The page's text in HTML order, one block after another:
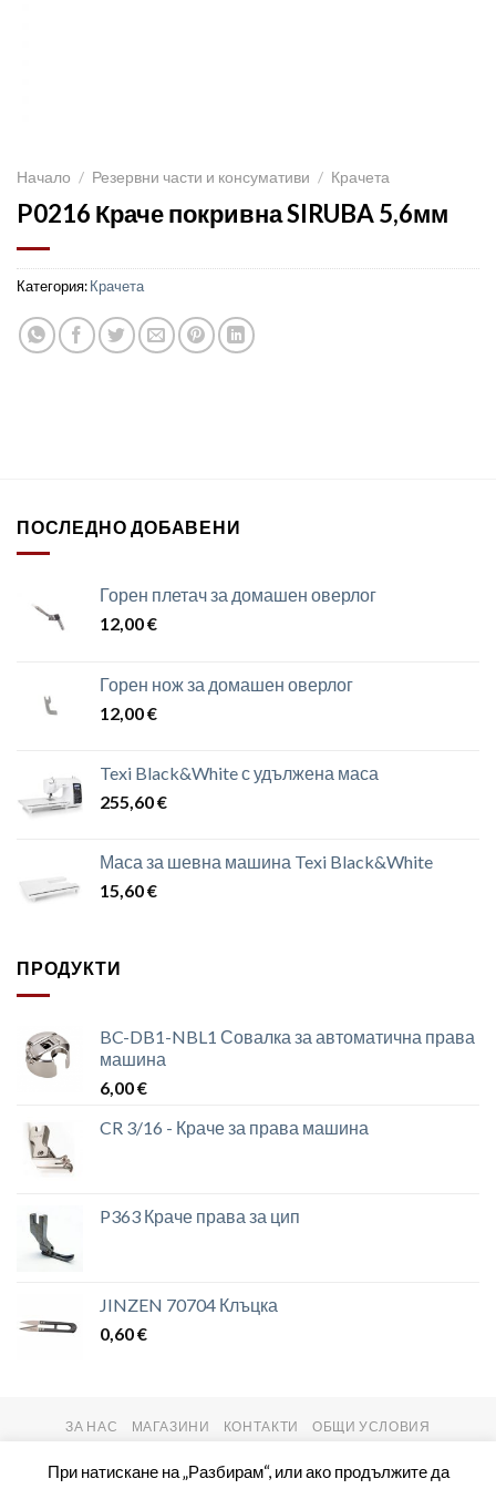
Начало / Резервни части и консумативи / Крачета
P0216 Краче покривна SIRUBA 5,6мм
Категория:Крачета
ПОСЛЕДНО ДОБАВЕНИ
Горен плетач за домашен оверлог
12,00€
Горен нож за домашен оверлог
12,00€
Texi Black&White с удължена маса
255,60€
Маса за шевна машина Texi Black&White
15,60€
ПРОДУКТИ
BC-DB1-NBL1 Совалка за автоматична права
машина
6,00€
CR 3/16 - Краче за права машина
P363 Краче права за цип
JINZEN 70704 Клъцка
0,60€
ЗА НАС МАГАЗИНИ КОНТАКТИ ОБЩИ УСЛОВИЯ
При натискане на „Разбирам“, или ако продължите да